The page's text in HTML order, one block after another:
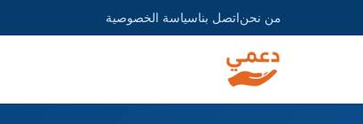
من نحناتصل بناسياسة الخصوصية